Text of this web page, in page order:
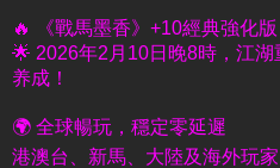
🔥 《戰馬墨香》+10經典強化
🌟 2026年2月10日晚8時，江
养成！
🌍 全球暢玩，穩定零延遲
港澳台、新馬、大陸及海外玩